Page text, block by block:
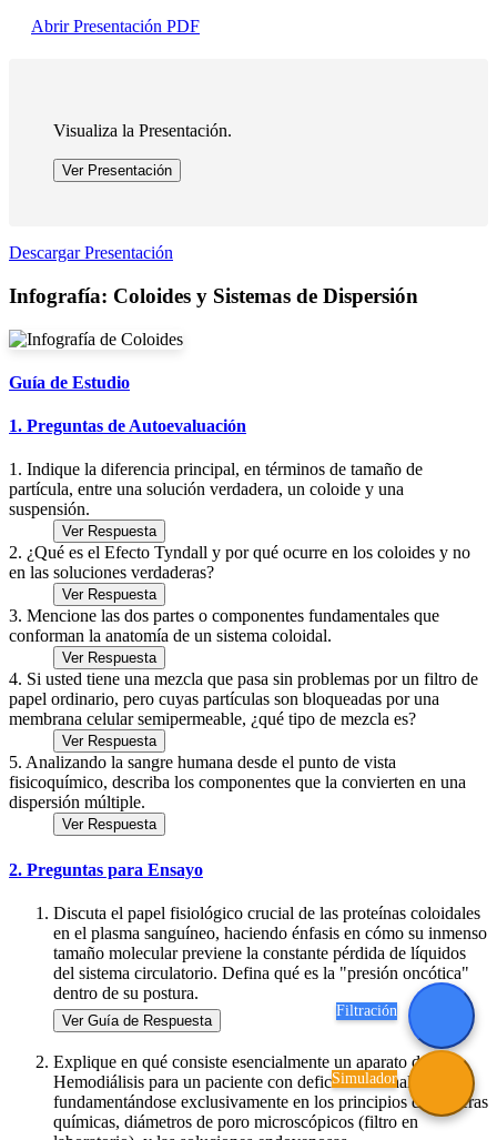
Abrir Presentación PDF
Visualiza la Presentación.
Ver Presentación
Descargar Presentación
Infografía: Coloides y Sistemas de Dispersión
Guía de Estudio
1. Preguntas de Autoevaluación
1. Indique la diferencia principal, en términos de tamaño de
partícula, entre una solución verdadera, un coloide y una
suspensión.
Ver Respuesta
2. ¿Qué es el Efecto Tyndall y por qué ocurre en los coloides y no
en las soluciones verdaderas?
Ver Respuesta
3. Mencione las dos partes o componentes fundamentales que
conforman la anatomía de un sistema coloidal.
Ver Respuesta
4. Si usted tiene una mezcla que pasa sin problemas por un filtro de
papel ordinario, pero cuyas partículas son bloqueadas por una
membrana celular semipermeable, ¿qué tipo de mezcla es?
Ver Respuesta
5. Analizando la sangre humana desde el punto de vista
fisicoquímico, describa los componentes que la convierten en una
dispersión múltiple.
Ver Respuesta
2. Preguntas para Ensayo
Discuta el papel fisiológico crucial de las proteínas coloidales
en el plasma sanguíneo, haciendo énfasis en cómo su inmenso
tamaño molecular previene la constante pérdida de líquidos
del sistema circulatorio. Defina qué es la "presión oncótica"
dentro de su postura.
Ver Guía de Respuesta
Explique en qué consiste esencialmente un aparato de
Hemodiálisis para un paciente con deficiencia renal crónica,
fundamentándose exclusivamente en los principios de barreras
químicas, diámetros de poro microscópicos (filtro en
Filtración
Simulador